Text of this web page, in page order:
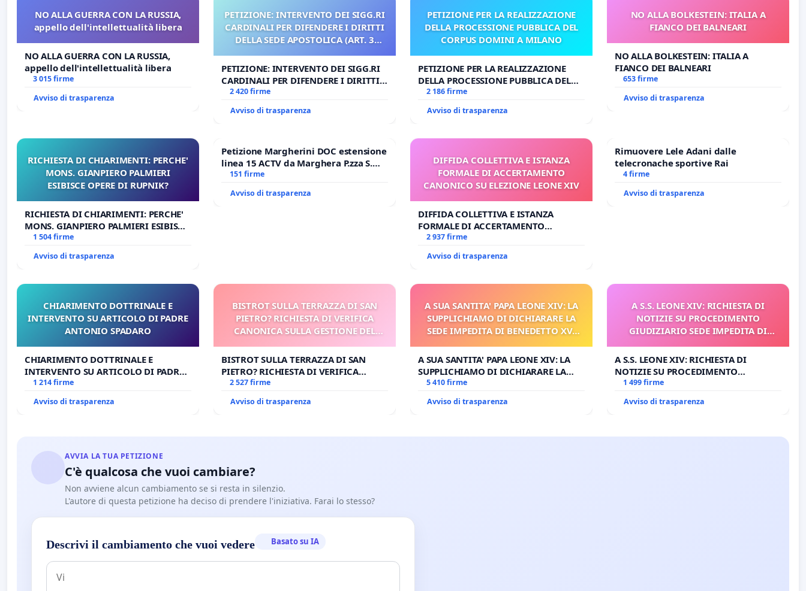
NO ALLA GUERRA CON LA RUSSIA,
appello dell'intellettualità libera
NO ALLA GUERRA CON LA RUSSIA,
appello dell'intellettualità libera
3 015 firme
Avviso di trasparenza
PETIZIONE: INTERVENTO DEI SIGG.RI
CARDINALI PER DIFENDERE I DIRITTI
DELLA SEDE APOSTOLICA (ART. 3
PETIZIONE: INTERVENTO DEI SIGG.RI
CARDINALI PER DIFENDERE I DIRITTI
DELLA SEDE APOSTOLICA (ART. 3 UDG)
2 420 firme
Avviso di trasparenza
PETIZIONE PER LA REALIZZAZIONE
DELLA PROCESSIONE PUBBLICA DEL
CORPUS DOMINI A MILANO
PETIZIONE PER LA REALIZZAZIONE
DELLA PROCESSIONE PUBBLICA DEL
CORPUS DOMINI A MILANO
2 186 firme
Avviso di trasparenza
NO ALLA BOLKESTEIN: ITALIA A
FIANCO DEI BALNEARI
NO ALLA BOLKESTEIN: ITALIA A
FIANCO DEI BALNEARI
653 firme
Avviso di trasparenza
RICHIESTA DI CHIARIMENTI: PERCHE'
MONS. GIANPIERO PALMIERI
ESIBISCE OPERE DI RUPNIK?
RICHIESTA DI CHIARIMENTI: PERCHE'
MONS. GIANPIERO PALMIERI ESIBISCE
OPERE DI RUPNIK?
1 504 firme
Avviso di trasparenza
Petizione Margherini DOC estensione
linea 15 ACTV da Marghera P.zza S.
Antonio all'aeroporto Marco Polo
151 firme
Avviso di trasparenza
DIFFIDA COLLETTIVA E ISTANZA
FORMALE DI ACCERTAMENTO
CANONICO SU ELEZIONE LEONE XIV
DIFFIDA COLLETTIVA E ISTANZA
FORMALE DI ACCERTAMENTO
CANONICO SU ELEZIONE LEONE XIV
2 937 firme
Avviso di trasparenza
Rimuovere Lele Adani dalle
telecronache sportive Rai
4 firme
Avviso di trasparenza
CHIARIMENTO DOTTRINALE E
INTERVENTO SU ARTICOLO DI PADRE
ANTONIO SPADARO
CHIARIMENTO DOTTRINALE E
INTERVENTO SU ARTICOLO DI PADRE
ANTONIO SPADARO
1 214 firme
Avviso di trasparenza
BISTROT SULLA TERRAZZA DI SAN
PIETRO? RICHIESTA DI VERIFICA
CANONICA SULLA GESTIONE DEL
BISTROT SULLA TERRAZZA DI SAN
PIETRO? RICHIESTA DI VERIFICA
CANONICA SULLA GESTIONE DEL
2 527 firme
Avviso di trasparenza
A SUA SANTITA' PAPA LEONE XIV: LA
SUPPLICHIAMO DI DICHIARARE LA
SEDE IMPEDITA DI BENEDETTO XVI
PROCESSO
A SUA SANTITA' PAPA LEONE XIV: LA
SUPPLICHIAMO DI DICHIARARE LA
SEDE IMPEDITA DI BENEDETTO XVI E/O
5 410 firme
Avviso di trasparenza
A S.S. LEONE XIV: RICHIESTA DI
NOTIZIE SU PROCEDIMENTO
GIUDIZIARIO SEDE IMPEDITA DI
A S.S. LEONE XIV: RICHIESTA DI
NOTIZIE SU PROCEDIMENTO
GIUDIZIARIO SEDE IMPEDITA DI
1 499 firme
Avviso di trasparenza
AVVIA LA TUA PETIZIONE
C'è qualcosa che vuoi cambiare?
Non avviene alcun cambiamento se si resta in silenzio.
L'autore di questa petizione ha deciso di prendere l'iniziativa. Farai lo stesso?
Descrivi il cambiamento che vuoi vedere Basato su IA